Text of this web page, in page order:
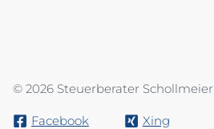
© 2026 Steuerberater Schollmeier
Facebook Xing